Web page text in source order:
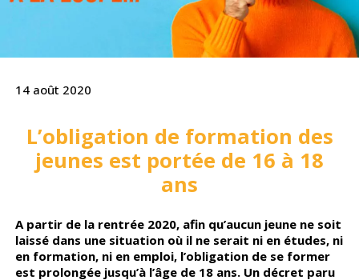
14 août 2020
L’obligation de formation des
jeunes est portée de 16 à 18
ans
A partir de la rentrée 2020, afin qu’aucun jeune ne soit
laissé dans une situation où il ne serait ni en études, ni
en formation, ni en emploi, l’obligation de se former
est prolongée jusqu’à l’âge de 18 ans. Un décret paru